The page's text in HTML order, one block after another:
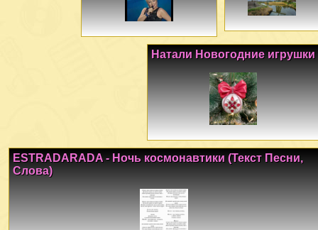
Натали Новогодние игрушки
ESTRADARADA - Ночь космонавтики (Текст Песни,
Слова)